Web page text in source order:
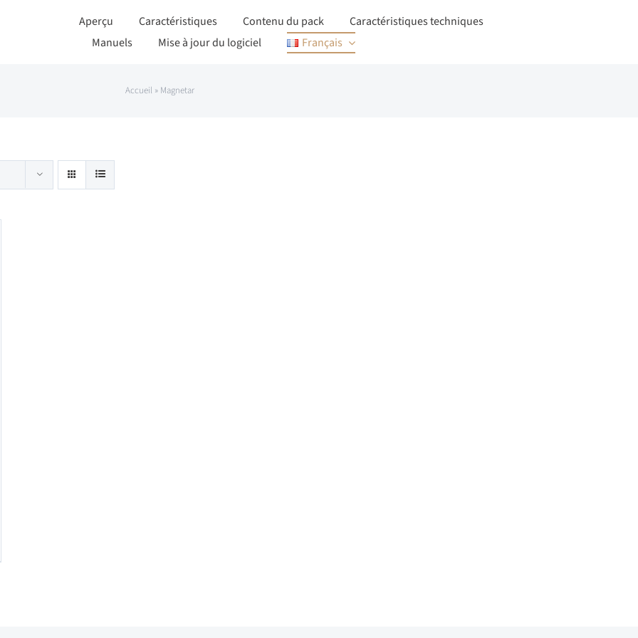
Aperçu Caractéristiques Contenu du pack
Caractéristiques techniques
Manuels
Mise à jour du logiciel Français
Accueil » Magnetar